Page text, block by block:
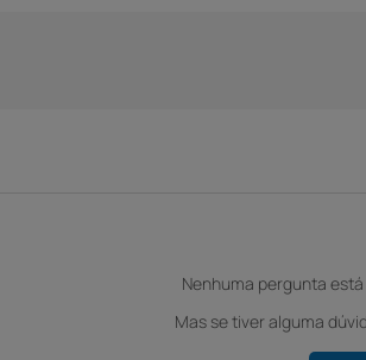
Nenhuma pergunta
Mas se tiver alguma